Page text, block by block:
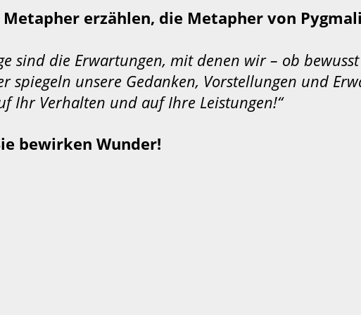
erzählen, die Metapher von
sind die Erwartungen, mit denen wir – ob
unsere Gedanken, Vorstellungen und
Ihr Verhalten und auf Ihre Leistungen!“
bewirken Wunder!